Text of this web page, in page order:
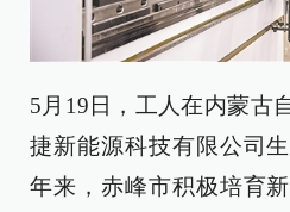
5月19日，工人在内蒙古
捷新能源科技有限公司
年来，赤峰市积极培育